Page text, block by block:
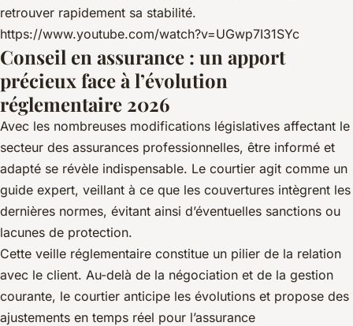
retrouver rapidement sa stabilité.
https://www.youtube.com/watch?v=UGwp7I31SYc
Conseil en assurance : un apport
précieux face à l’évolution
réglementaire 2026
Avec les nombreuses modifications législatives affectant le
secteur des assurances professionnelles, être informé et
adapté se révèle indispensable. Le courtier agit comme un
guide expert, veillant à ce que les couvertures intègrent les
dernières normes, évitant ainsi d’éventuelles sanctions ou
lacunes de protection.
Cette veille réglementaire constitue un pilier de la relation
avec le client. Au-delà de la négociation et de la gestion
courante, le courtier anticipe les évolutions et propose des
ajustements en temps réel pour l’assurance